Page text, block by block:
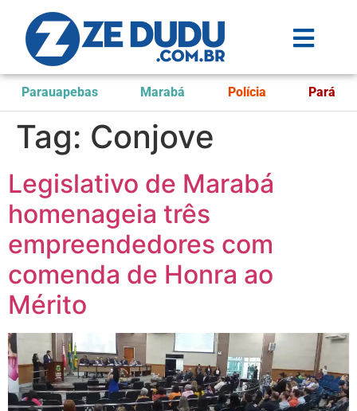
Parauapebas Marabá Polícia Pará
Tag: Conjove
Legislativo de Marabá
homenageia três
empreendedores com
comenda de Honra ao
Mérito